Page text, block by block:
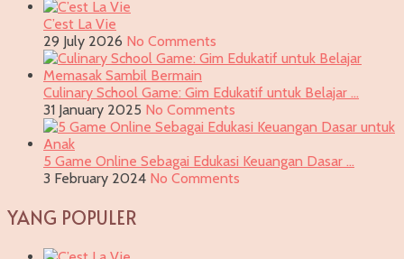
C’est La Vie
29 July 2026 No Comments
Culinary School Game: Gim Edukatif untuk Belajar …
31 January 2025 No Comments
5 Game Online Sebagai Edukasi Keuangan Dasar …
3 February 2024 No Comments
YANG POPULER